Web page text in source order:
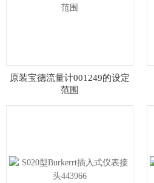
原装宝德流量计001249的设定
范围